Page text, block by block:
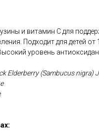
и витамин С для
Подходит для детей
уровень
Elderberry (Sambucus